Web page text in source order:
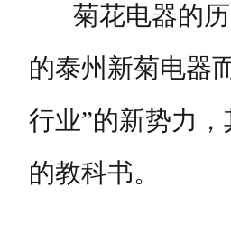
菊花电器的
的泰州新菊电器
行业”的新势力
的教科书。